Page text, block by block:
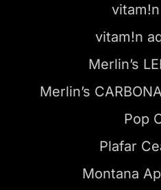
vitam!n
Merlin’s
Merlin’s
Pop
Plafar
Montana